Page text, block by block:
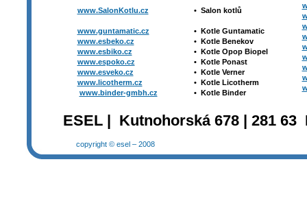
www.SalonKotlu.cz
www.guntamatic.cz
www.esbeko.cz
www.esbiko.cz
www.espoko.cz
www.esveko.cz
www.licotherm.cz
www.binder-gmbh.cz
• Salon kotlů
• Kotle Guntamatic
• Kotle Benekov
• Kotle Opop Biopel
• Kotle Ponast
• Kotle Verner
• Kotle Licotherm
• Kotle Binder
ESEL | Kutnohorská 678 | 281
copyright © esel – 2008